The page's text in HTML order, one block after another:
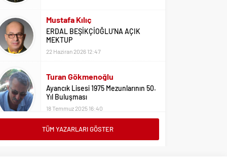
Mustafa Kılıç
ERDAL BEŞİKÇİOĞLU’NA AÇIK
MEKTUP
22 Haziran 2026 12:47
Turan Gökmenoğlu
Ayancık Lisesi 1975 Mezunlarının 50.
Yıl Buluşması
18 Temmuz 2025 16:40
Adil Yıldız
TÜM YAZARLARI GÖSTER